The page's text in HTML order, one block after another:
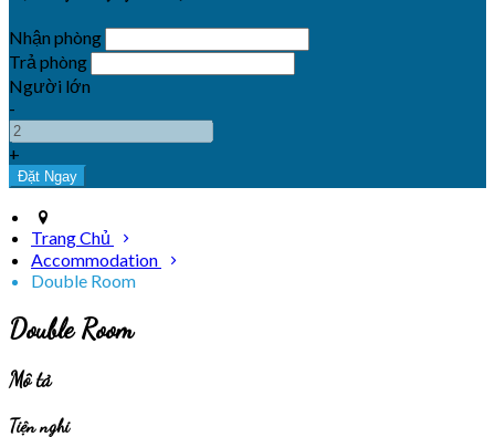
Nhận phòng
Trả phòng
Người lớn
-
+
Trang Chủ
Accommodation
Double Room
Double Room
Mô tả
Tiện nghi